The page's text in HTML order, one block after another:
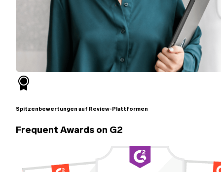
Spitzenbewertungen auf Review-Plattformen
Frequent Awards on G2